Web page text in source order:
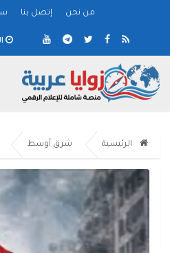
من نحن إتصل بنا
الرئيسية شرق أوسط